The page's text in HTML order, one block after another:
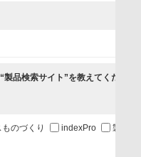
に応じた情報の提供
依頼
品検索サイト”を教えてください
のづくり indexPro
製品ナ